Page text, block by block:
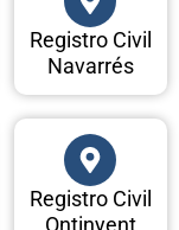
Registro Civil
Navarrés
Registro Civil
Ontinyent